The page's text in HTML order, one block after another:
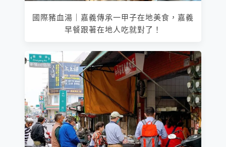
國際豬血湯｜嘉義傳承一甲子在地美食，嘉義
早餐跟著在地人吃就對了！